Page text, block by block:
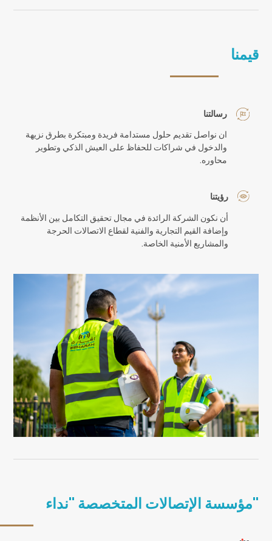
قيمنا
رسالتنا
ان نواصل تقديم حلول مستدامة فريدة ومبتكرة بطرق نزيهة
والدخول في شراكات للحفاظ على العيش الذكي وتطوير
محاوره.
رؤيتنا
أن نكون الشركة الرائدة في مجال تحقيق التكامل بين الأنظمة
وإضافة القيم التجارية والفنية لقطاع الاتصالات الحرجة
والمشاريع الأمنية الخاصة.
"مؤسسة الإتصالات المتخصصة "نداء